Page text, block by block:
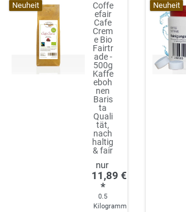
Neuheit
Coffe
efair
Cafe
Crem
e Bio
Fairtr
ade -
500g
Kaffe
eboh
nen
Baris
ta
Quali
tät,
nach
haltig
& fair
11,89 €
*
0.5
Kilogramm
Neuheit